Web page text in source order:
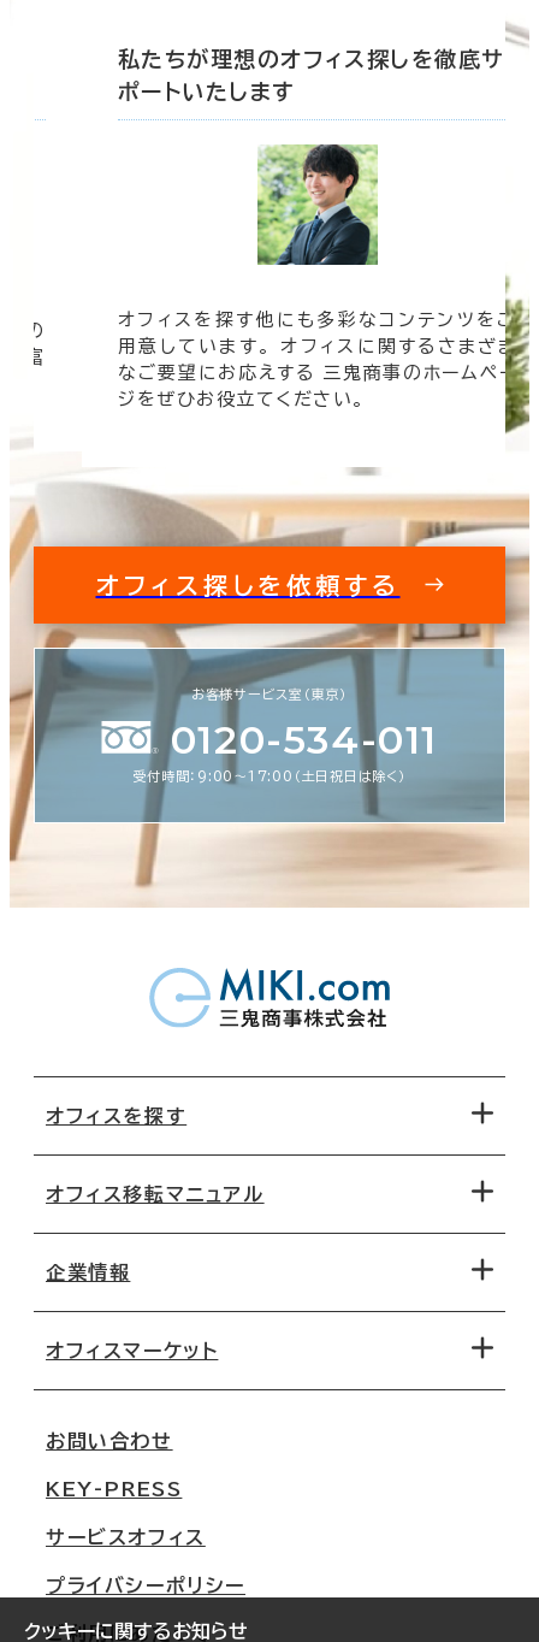
クッキーに関するお知らせ
の
豊富
私たちが理想のオフィス探しを徹底サ
ポートいたします
オフィスを探す他にも多彩なコンテンツをご
用意しています。 オフィスに関するさまざま
なご要望にお応えする 三鬼商事のホームペー
ジをぜひお役立てください。
オフィス探しを依頼する
お客様サービス室（東京）
0120-534-011
受付時間：9:00〜17:00（土日祝日は除く）
オフィスを探す
地図から探す
路線・駅から探す
オフィス移転マニュアル
移転コストシミュレーション
移転スケジュール
オフィス移転Q&A
企業情報
オフィスマーケット
大阪
名古屋
札幌
お問い合わせ
KEY-PRESS
サービスオフィス
プライバシーポリシー
ご利用にあたって